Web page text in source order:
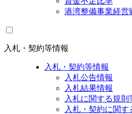
港湾整備事業経営
入札・契約等情報
入札・契約等情報
入札公告情報
入札結果情報
入札に関する規則
入札・契約に関す